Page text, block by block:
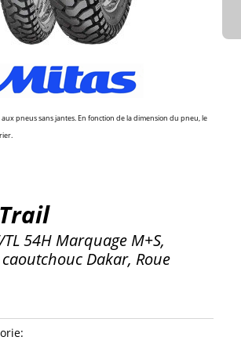
pneus sans jantes. En fonction de la dimension du pneu, le
54H Marquage M+S,
Dakar, Roue
: